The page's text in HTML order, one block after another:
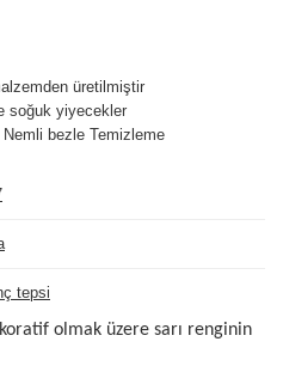
üretilmiştir
soğuk yiyecekler
bezle Temizleme
tepsi
olmak üzere sarı renginin